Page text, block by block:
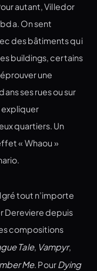
autant, Villedor
On sent
des bâtiments qui
buildings, certains
une
ses rues ou sur
expliquer
quartiers. Un
« Whaou »
tout n’importe
Dereviere depuis
compositions
Tale, Vampyr,
Me. PourDying